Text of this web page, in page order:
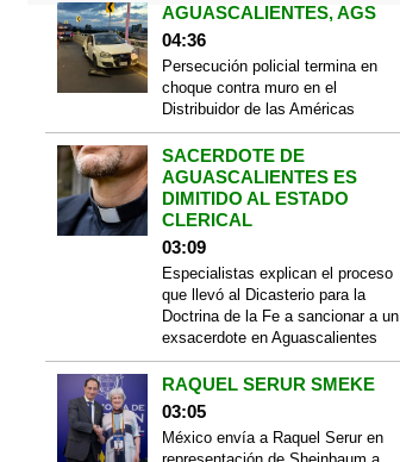
AGUASCALIENTES, AGS
04:36
Persecución policial termina en
choque contra muro en el
Distribuidor de las Américas
SACERDOTE DE
AGUASCALIENTES ES
DIMITIDO AL ESTADO
CLERICAL
03:09
Especialistas explican el proceso
que llevó al Dicasterio para la
Doctrina de la Fe a sancionar a un
exsacerdote en Aguascalientes
RAQUEL SERUR SMEKE
03:05
México envía a Raquel Serur en